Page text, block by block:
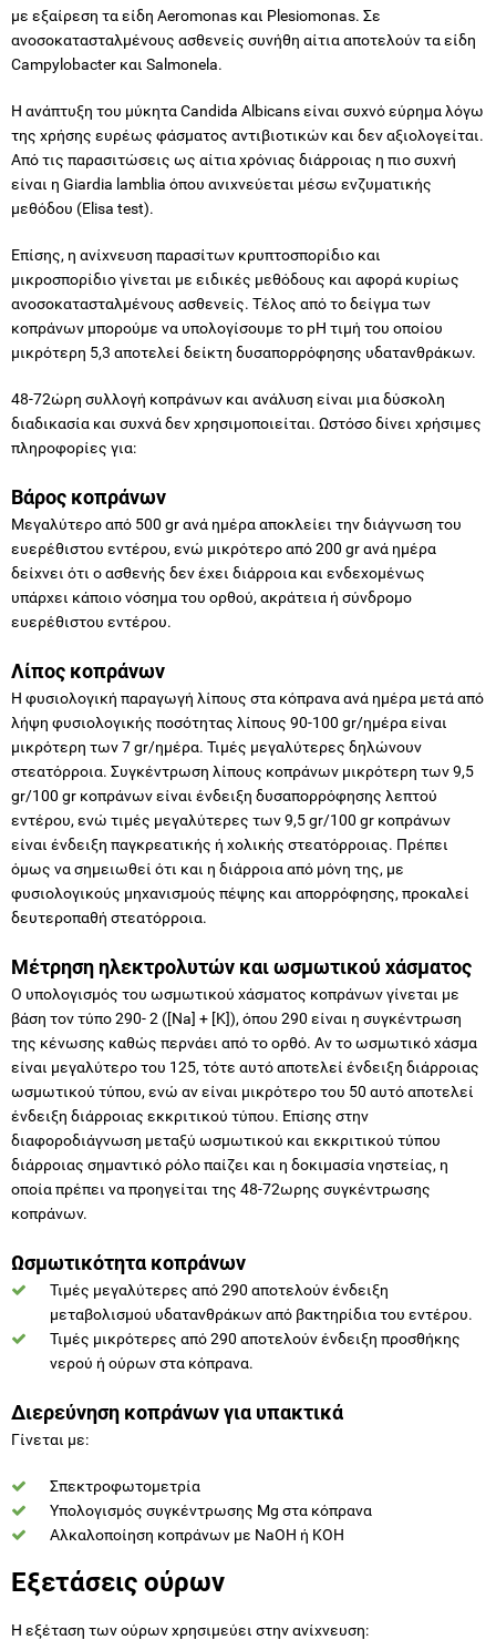
με εξαίρεση τα είδη Aeromonas και Plesiomonas. Σε
ανοσοκατασταλμένους ασθενείς συνήθη αίτια αποτελούν τα είδη
Campylobacter και Salmonela.
Η ανάπτυξη του μύκητα Candida Albicans είναι συχνό εύρημα λόγω
της χρήσης ευρέως φάσματος αντιβιοτικών και δεν αξιολογείται.
Από τις παρασιτώσεις ως αίτια χρόνιας διάρροιας η πιο συχνή
είναι η Giardia lamblia όπου ανιχνεύεται μέσω ενζυματικής
μεθόδου (Elisa test).
Επίσης, η ανίχνευση παρασίτων κρυπτοσπορίδιο και
μικροσπορίδιο γίνεται με ειδικές μεθόδους και αφορά κυρίως
ανοσοκατασταλμένους ασθενείς. Τέλος από το δείγμα των
κοπράνων μπορούμε να υπολογίσουμε το pH τιμή του οποίου
μικρότερη 5,3 αποτελεί δείκτη δυσαπορρόφησης υδατανθράκων.
48-72ώρη συλλογή κοπράνων και ανάλυση είναι μια δύσκολη
διαδικασία και συχνά δεν χρησιμοποιείται. Ωστόσο δίνει χρήσιμες
πληροφορίες για:
Βάρος κοπράνων
Μεγαλύτερο από 500 gr ανά ημέρα αποκλείει την διάγνωση του
ευερέθιστου εντέρου, ενώ μικρότερο από 200 gr ανά ημέρα
δείχνει ότι ο ασθενής δεν έχει διάρροια και ενδεχομένως
υπάρχει κάποιο νόσημα του ορθού, ακράτεια ή σύνδρομο
ευερέθιστου εντέρου.
Λίπος κοπράνων
Η φυσιολογική παραγωγή λίπους στα κόπρανα ανά ημέρα μετά από
λήψη φυσιολογικής ποσότητας λίπους 90-100 gr/ημέρα είναι
μικρότερη των 7 gr/ημέρα. Τιμές μεγαλύτερες δηλώνουν
στεατόρροια. Συγκέντρωση λίπους κοπράνων μικρότερη των 9,5
gr/100 gr κοπράνων είναι ένδειξη δυσαπορρόφησης λεπτού
εντέρου, ενώ τιμές μεγαλύτερες των 9,5 gr/100 gr κοπράνων
είναι ένδειξη παγκρεατικής ή χολικής στεατόρροιας. Πρέπει
όμως να σημειωθεί ότι και η διάρροια από μόνη της, με
φυσιολογικούς μηχανισμούς πέψης και απορρόφησης, προκαλεί
δευτεροπαθή στεατόρροια.
Μέτρηση ηλεκτρολυτών και ωσμωτικού χάσματος
Ο υπολογισμός του ωσμωτικού χάσματος κοπράνων γίνεται με
βάση τον τύπο 290- 2 ([Na] + [K]), όπου 290 είναι η συγκέντρωση
της κένωσης καθώς περνάει από το ορθό. Αν το ωσμωτικό χάσμα
είναι μεγαλύτερο του 125, τότε αυτό αποτελεί ένδειξη διάρροιας
ωσμωτικού τύπου, ενώ αν είναι μικρότερο του 50 αυτό αποτελεί
ένδειξη διάρροιας εκκριτικού τύπου. Επίσης στην
διαφοροδιάγνωση μεταξύ ωσμωτικού και εκκριτικού τύπου
διάρροιας σημαντικό ρόλο παίζει και η δοκιμασία νηστείας, η
οποία πρέπει να προηγείται της 48-72ωρης συγκέντρωσης
κοπράνων.
Ωσμωτικότητα κοπράνων
Τιμές μεγαλύτερες από 290 αποτελούν ένδειξη
μεταβολισμού υδατανθράκων από βακτηρίδια του εντέρου.
Τιμές μικρότερες από 290 αποτελούν ένδειξη προσθήκης
νερού ή ούρων στα κόπρανα.
Διερεύνηση κοπράνων για υπακτικά
Γίνεται με:
Σπεκτροφωτομετρία
Υπολογισμός συγκέντρωσης Mg στα κόπρανα
Αλκαλοποίηση κοπράνων με ΝaOH ή ΚΟΗ
Εξετάσεις ούρων
Η εξέταση των ούρων χρησιμεύει στην ανίχνευση: